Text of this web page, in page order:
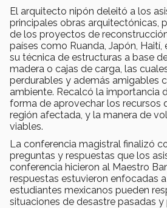
El arquitecto nipón deleitó a los
principales obras arquitectónicas,
de los proyectos de
países como Ruanda, Japón,
su técnica de estructuras a base
madera o cajas de carga, las
perdurables y además amigables
ambiente. Recalcó la importancia
forma de aprovechar los recursos
región afectada, y la manera de
viables.
La conferencia magistral finalizó
preguntas y respuestas que los
conferencia hicieron al Maestro
respuestas estuvieron enfocadas
estudiantes mexicanos pueden
situaciones de desastre pasadas y